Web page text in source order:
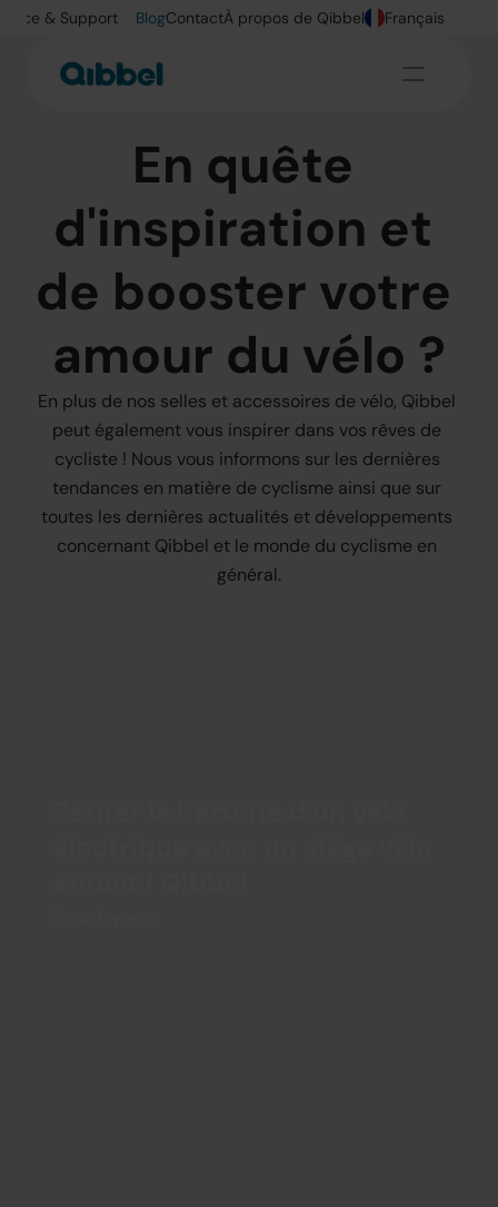
En quête
d'inspiration et
de booster votre
amour du vélo ?
En plus de nos selles et accessoires de vélo, Qibbel
peut également vous inspirer dans vos rêves de
cycliste ! Nous vous informons sur les dernières
tendances en matière de cyclisme ainsi que sur
toutes les dernières actualités et développements
concernant Qibbel et le monde du cyclisme en
général.
& Support BlogContactÀ propos de Qibbel Français